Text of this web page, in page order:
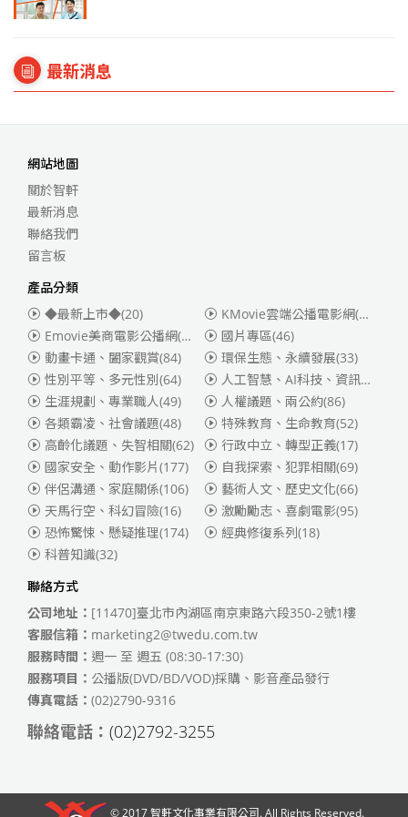
最新消息
網站地圖
關於智軒
最新消息
聯絡我們
留言板
產品分類
◆最新上市◆(20)
KMovie雲端公播電影網(迪士尼、福斯、索尼)
Emovie美商電影公播網(華納)
(186)
國片專區(46)
動畫卡通、闔家觀賞(84) 環保生態、永續發展(33)
性別平等、多元性別(64) 人工智慧、AI科技、資訊安全
生涯規劃、專業職人(49) 人權議題、兩公約(86)
各類霸凌、社會議題(48) 特殊教育、生命教育(52)
高齡化議題、失智相關(62) 行政中立、轉型正義(17)
國家安全、動作影片(177) 自我探索、犯罪相關(69)
伴侶溝通、家庭關係(106) 藝術人文、歷史文化(66)
天馬行空、科幻冒險(16) 激勵勵志、喜劇電影(95)
恐怖驚悚、懸疑推理(174) 經典修復系列(18)
科普知識(32)
聯絡方式
公司地址： [11470]臺北市內湖區南京東路六段350-2號1樓
客服信箱： marketing2@twedu.com.tw
服務時間： 週一 至 週五 (08:30-17:30)
服務項目： 公播版(DVD/BD/VOD)採購、影音產品發行
傳真電話： (02)2790-9316
聯絡電話： (02)2792-3255
© 2017智軒文化事業有限公司. All Rights Reserved.